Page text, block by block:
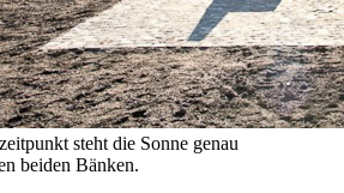
steht die Sonne genau
beiden Bänken.